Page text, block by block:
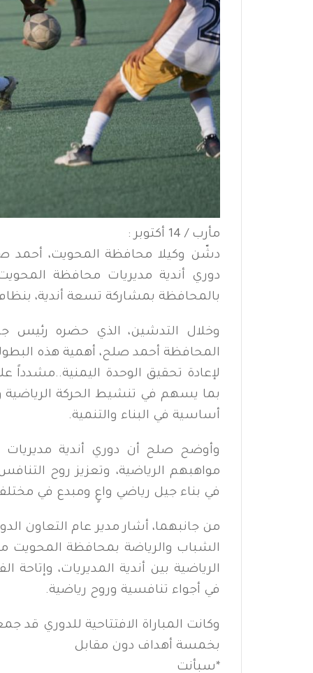
مأرب / 14 أكتوبر :
دشّن وكيلا محافظة المحويت، أحمد
دوري أندية مديريات محافظة
بالمحافظة بمشاركة تسعة أندية، بنظام
وخلال التدشين، الذي حضره رئيس
لإعادة تحقيق الوحدة
بما يسهم في تنشيط الحركة الرياضية
أساسية في البناء والتنمية.
وأوضح صلح أن دوري أندية مديريات
مواهبهم الرياضية، وتعزيز روح
في بناء جيل رياضي واعٍ ومبدع في
من جانبهما، أشار مدير عام التعاون
الشباب والرياضة بمحافظة المحويت
الرياضية بين أندية المديريات، وإتاحة
في أجواء تنافسية وروح رياضية.
وكانت المباراة الافتتاحية للدوري قد
بخمسة أهداف دون مقابل
*سبأنت